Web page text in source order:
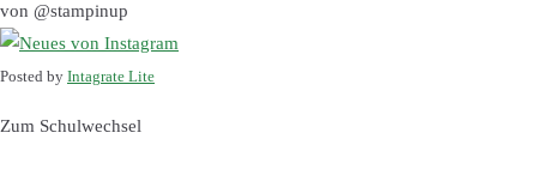
von @stampinup
Posted by Intagrate Lite
Zum Schulwechsel